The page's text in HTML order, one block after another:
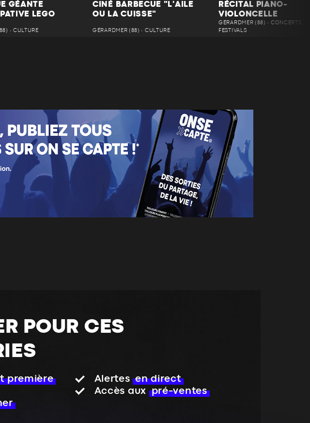
GÉANTE
LEGO
• CULTURE
CINÉ BARBECUE "L'AILE
OU LA CUISSE"
GÉRARDMER (88) • CULTURE
RÉCITAL PIANO-
VIOLONCELLE
GÉRARDMER (88) • CONCERTS,
FESTIVALS
POUR CES
première Alertes en direct
Accès aux pré-ventes